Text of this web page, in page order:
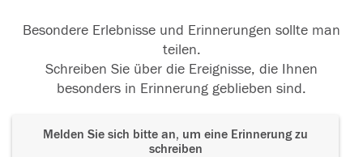
Besondere Erlebnisse und Erinnerungen sollte man
teilen.
Schreiben Sie über die Ereignisse, die Ihnen
besonders in Erinnerung geblieben sind.
Melden Sie sich bitte an, um eine Erinnerung zu
schreiben